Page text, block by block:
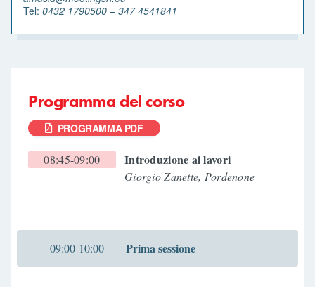
Tel: 0432 1790500 – 347 4541841
Programma del corso
PROGRAMMA PDF
08:45-09:00 Introduzione ai lavori
Giorgio Zanette, Pordenone
09:00-10:00 Prima sessione